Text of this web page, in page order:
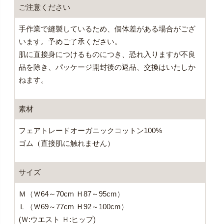
ご注意ください
手作業で縫製しているため、個体差がある場合がござ
います。予めご了承ください。
肌に直接身につけるものにつき、恐れ入りますが不良
品を除き、パッケージ開封後の返品、交換はいたしか
ねます。
素材
フェアトレードオーガニックコットン100%
ゴム（直接肌に触れません）
サイズ
Ｍ（Ｗ64～70cm Ｈ87～95cm）
Ｌ（Ｗ69～77cm Ｈ92～100cm）
(Ｗ:ウエスト Ｈ:ヒップ)